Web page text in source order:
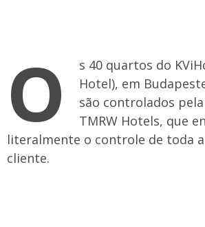
O
s 40 quartos do
Hotel), em
são controlados
TMRW Hotels, que
literalmente o controle de toda
cliente.